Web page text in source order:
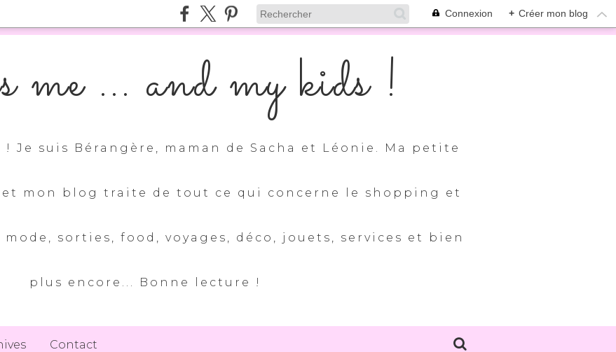
Connexion + Créer mon blog
... and my kids !
Je suis Bérangère, maman de Sacha et Léonie. Ma petite
mon blog traite de tout ce qui concerne le shopping et
mode, sorties, food, voyages, déco, jouets, services et bien
plus encore... Bonne lecture !
Contact